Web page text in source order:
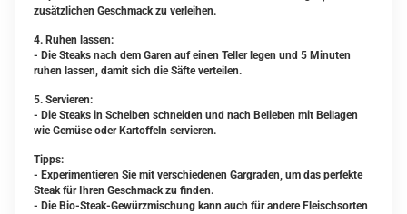
zusätzlichen Geschmack zu verleihen.
4. Ruhen lassen:
- Die Steaks nach dem Garen auf einen Teller legen und 5 Minuten
ruhen lassen, damit sich die Säfte verteilen.
5. Servieren:
- Die Steaks in Scheiben schneiden und nach Belieben mit Beilagen
wie Gemüse oder Kartoffeln servieren.
Tipps:
- Experimentieren Sie mit verschiedenen Gargraden, um das perfekte
Steak für Ihren Geschmack zu finden.
- Die Bio-Steak-Gewürzmischung kann auch für andere Fleischsorten